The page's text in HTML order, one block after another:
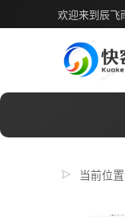
无人深空修
欢迎来到辰飞
当前位